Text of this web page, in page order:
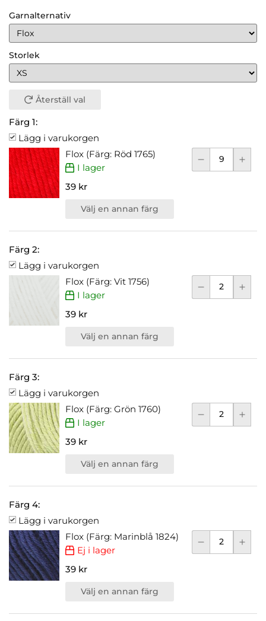
Garnalternativ
Storlek
Återställ val
Färg 1:
Lägg i varukorgen
Flox (Färg: Röd 1765)
I lager
39 kr
Välj en annan färg
Färg 2:
Lägg i varukorgen
Flox (Färg: Vit 1756)
I lager
39 kr
Välj en annan färg
Färg 3:
Lägg i varukorgen
Flox (Färg: Grön 1760)
I lager
39 kr
Välj en annan färg
Färg 4:
Lägg i varukorgen
Flox (Färg: Marinblå 1824)
Ej i lager
39 kr
Välj en annan färg